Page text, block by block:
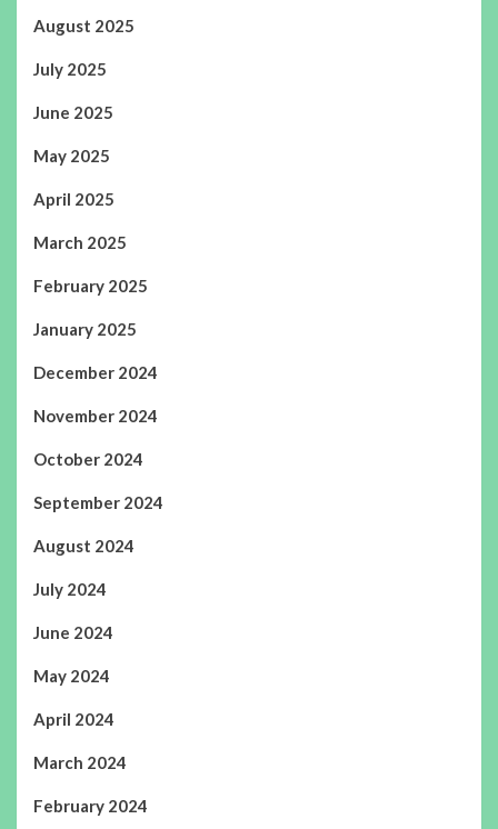
August 2025
July 2025
June 2025
May 2025
April 2025
March 2025
February 2025
January 2025
December 2024
November 2024
October 2024
September 2024
August 2024
July 2024
June 2024
May 2024
April 2024
March 2024
February 2024